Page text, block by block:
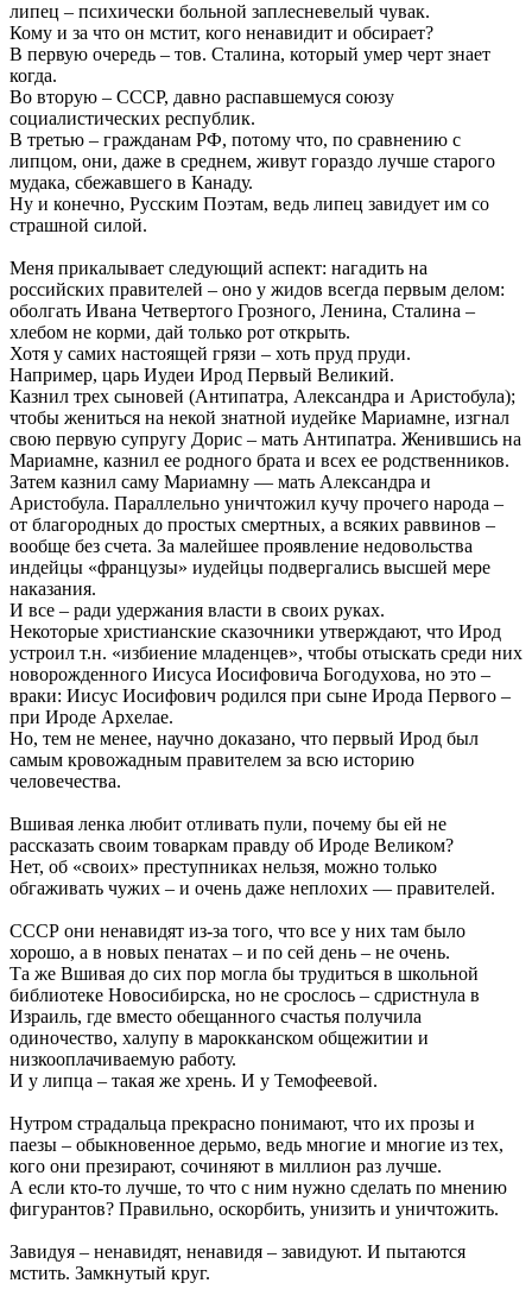
липец – психически больной заплесневелый чувак.
Кому и за что он мстит, кого ненавидит и обсирает?
В первую очередь – тов. Сталина, который умер черт знает
когда.
Во вторую – СССР, давно распавшемуся союзу
социалистических республик.
В третью – гражданам РФ, потому что, по сравнению с
липцом, они, даже в среднем, живут гораздо лучше старого
мудака, сбежавшего в Канаду.
Ну и конечно, Русским Поэтам, ведь липец завидует им со
страшной силой.
Меня прикалывает следующий аспект: нагадить на
российских правителей – оно у жидов всегда первым делом:
оболгать Ивана Четвертого Грозного, Ленина, Сталина –
хлебом не корми, дай только рот открыть.
Хотя у самих настоящей грязи – хоть пруд пруди.
Например, царь Иудеи Ирод Первый Великий.
Казнил трех сыновей (Антипатра, Александра и Аристобула);
чтобы жениться на некой знатной иудейке Мариамне, изгнал
свою первую супругу Дорис – мать Антипатра. Женившись на
Мариамне, казнил ее родного брата и всех ее родственников.
Затем казнил саму Мариамну — мать Александра и
Аристобула. Параллельно уничтожил кучу прочего народа –
от благородных до простых смертных, а всяких раввинов –
вообще без счета. За малейшее проявление недовольства
индейцы «французы» иудейцы подвергались высшей мере
наказания.
И все – ради удержания власти в своих руках.
Некоторые христианские сказочники утверждают, что Ирод
устроил т.н. «избиение младенцев», чтобы отыскать среди них
новорожденного Иисуса Иосифовича Богодухова, но это –
враки: Иисус Иосифович родился при сыне Ирода Первого –
при Ироде Архелае.
Но, тем не менее, научно доказано, что первый Ирод был
самым кровожадным правителем за всю историю
человечества.
Вшивая ленка любит отливать пули, почему бы ей не
рассказать своим товаркам правду об Ироде Великом?
Нет, об «своих» преступниках нельзя, можно только
обгаживать чужих – и очень даже неплохих — правителей.
СССР они ненавидят из-за того, что все у них там было
хорошо, а в новых пенатах – и по сей день – не очень.
Та же Вшивая до сих пор могла бы трудиться в школьной
библиотеке Новосибирска, но не срослось – сдристнула в
Израиль, где вместо обещанного счастья получила
одиночество, халупу в марокканском общежитии и
низкооплачиваемую работу.
И у липца – такая же хрень. И у Темофеевой.
Нутром страдальца прекрасно понимают, что их прозы и
паезы – обыкновенное дерьмо, ведь многие и многие из тех,
кого они презирают, сочиняют в миллион раз лучше.
А если кто-то лучше, то что с ним нужно сделать по мнению
фигурантов? Правильно, оскорбить, унизить и уничтожить.
Завидуя – ненавидят, ненавидя – завидуют. И пытаются
мстить. Замкнутый круг.